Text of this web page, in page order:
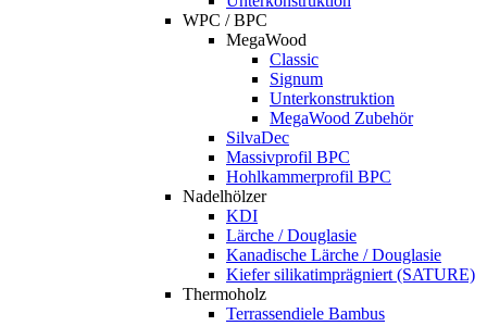
WPC / BPC
MegaWood
Classic
Signum
Unterkonstruktion
MegaWood Zubehör
SilvaDec
Massivprofil BPC
Hohlkammerprofil BPC
Nadelhölzer
KDI
Lärche / Douglasie
Kanadische Lärche / Douglasie
Kiefer silikatimprägniert (SATURE)
Thermoholz
Terrassendiele Bambus